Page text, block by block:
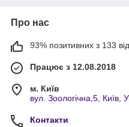
Про нас
93% позитивних з 133
Працює з 12.08.2018
м. Київ
вул. Зоологічна,5, Київ,
Контакти